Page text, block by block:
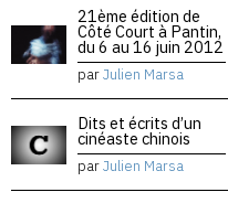
21ème édition de
Côté Court à Pantin,
du 6 au 16 juin 2012
parJulien Marsa
Dits et écrits d’un
cinéaste chinois
parJulien Marsa